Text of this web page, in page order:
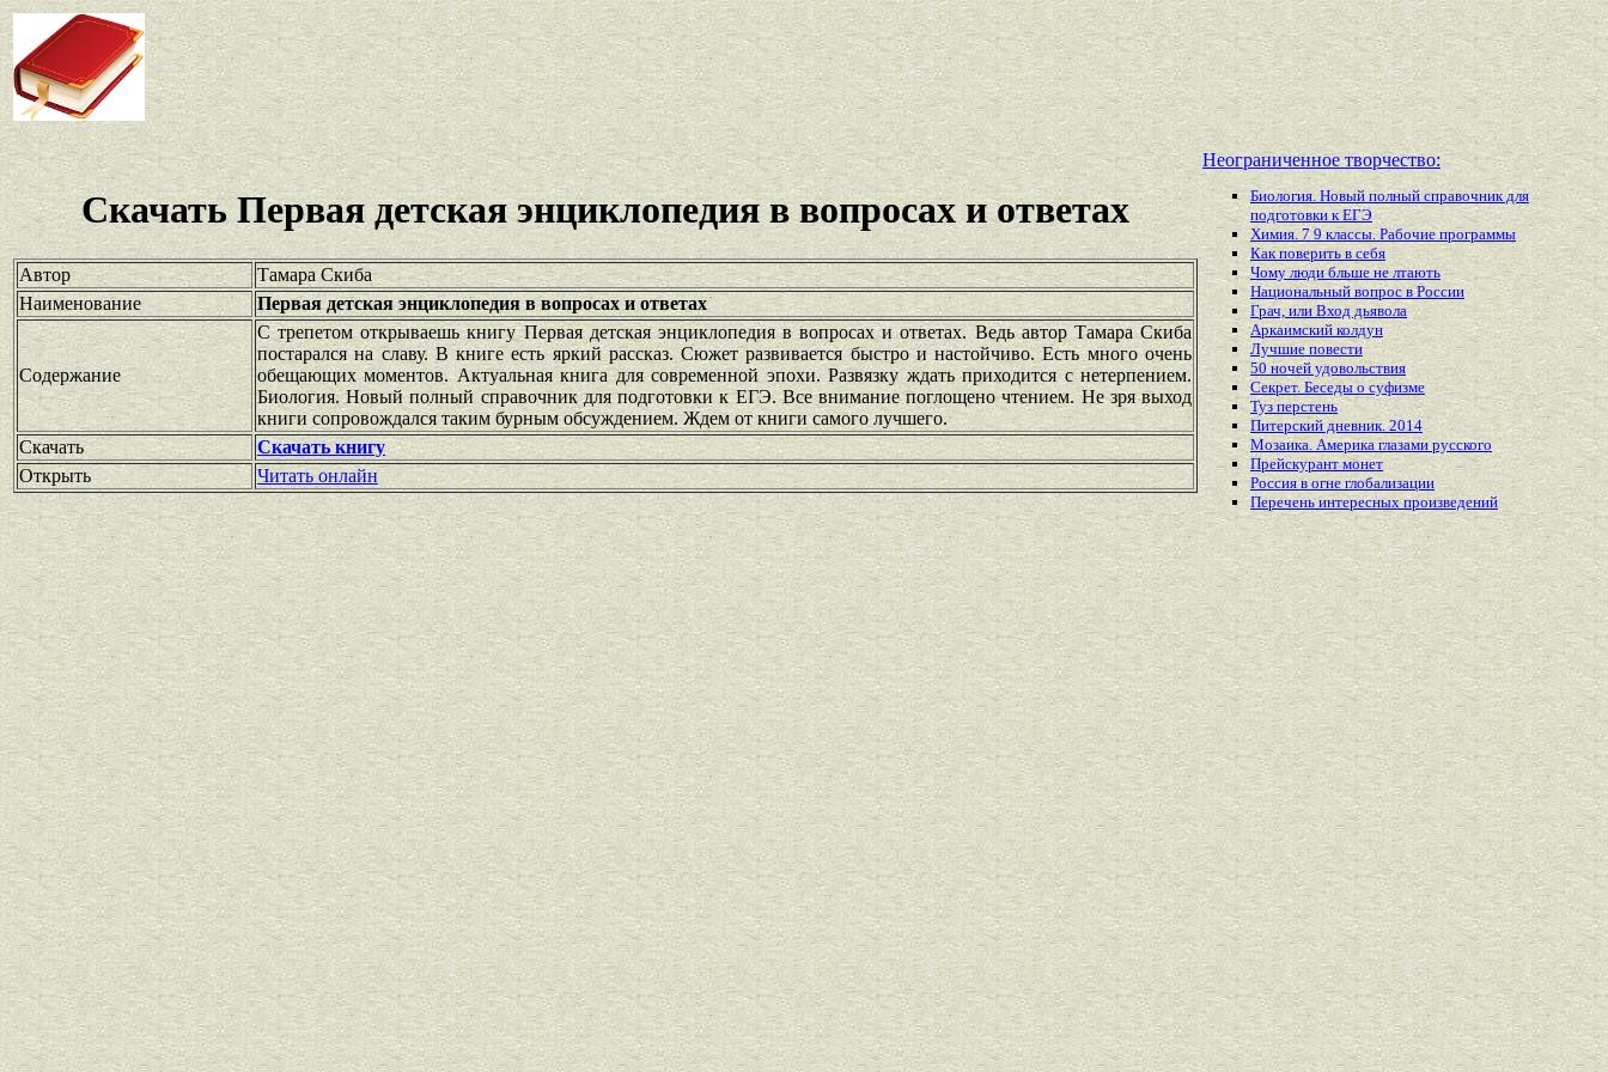
Скачать Первая детская энциклопедия в вопросах и ответах
Автор
Тамара Скиба
Наименование
Первая детская энциклопедия в вопросах и ответах
Содержание
С трепетом открываешь книгу Первая детская энциклопедия в вопросах и ответах. Ведь автор Тамара Скиба
постарался на славу. В книге есть яркий рассказ. Сюжет развивается быстро и настойчиво. Есть много очень
обещающих моментов. Актуальная книга для современной эпохи. Развязку ждать приходится с нетерпением.
Биология. Новый полный справочник для подготовки к ЕГЭ. Все внимание поглощено чтением. Не зря выход
книги сопровождался таким бурным обсуждением. Ждем от книги самого лучшего.
Скачать
Скачать книгу
Открыть
Читать онлайн
Неограниченное творчество:
Биология. Новый полный справочник для
подготовки к ЕГЭ
Химия. 7 9 классы. Рабочие программы
Как поверить в себя
Чому люди бльше не лтають
Национальный вопрос в России
Грач, или Вход дьявола
Аркаимский колдун
Лучшие повести
50 ночей удовольствия
Секрет. Беседы о суфизме
Туз перстень
Питерский дневник. 2014
Мозаика. Америка глазами русского
Прейскурант монет
Россия в огне глобализации
Перечень интересныхпроизведений